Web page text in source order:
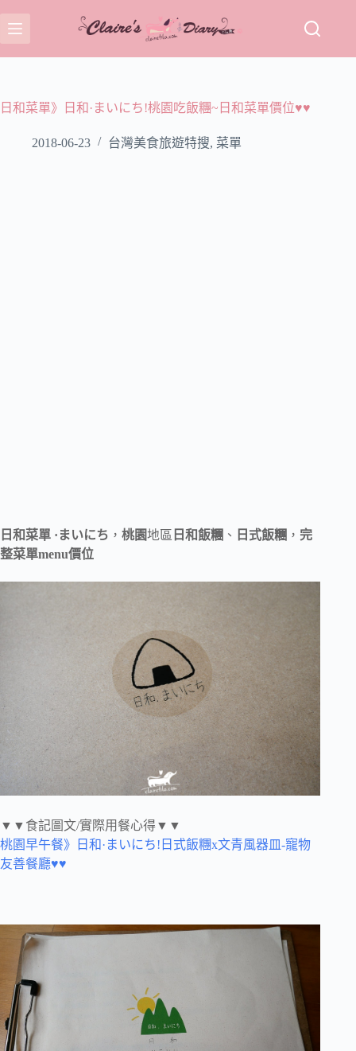
至
主
容
日和菜單》日和·まいにち!桃園吃飯糰~日和菜單價位♥♥
2018-06-23 台灣美食旅遊特搜, 菜單
日和菜單 ·まいにち ， 桃園地區 日和飯糰 、 日式飯糰 ， 完
整菜單menu價位
▼▼食記圖文/實際用餐心得▼▼
桃園早午餐》日和·まいにち!日式飯糰x文青風器皿-寵物
友善餐廳♥♥